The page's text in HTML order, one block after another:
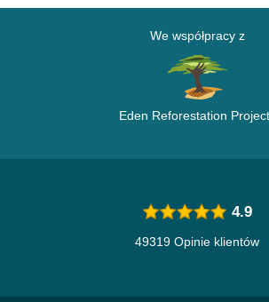
We współpracy z
Eden Reforestation
4.9
49319 Opinie klientów